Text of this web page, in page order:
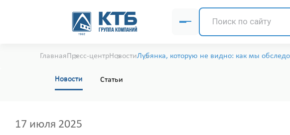
ГлавнаяПресс-центрНовостиЛубянка, которую не видно: как мы
Новости Статьи
17 июля 2025